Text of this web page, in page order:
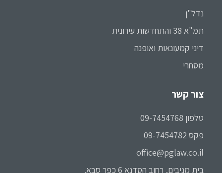
נדל"ן
תמ"א 38 והתחדשות עירונית
דיני קמעונאות ואופנה
מסחרי
צור קשר
טלפון 09-7454768
פקס 09-7454782
office@pglaw.co.il
בית מניבים, רחוב הסדנא 6 כפר סבא.